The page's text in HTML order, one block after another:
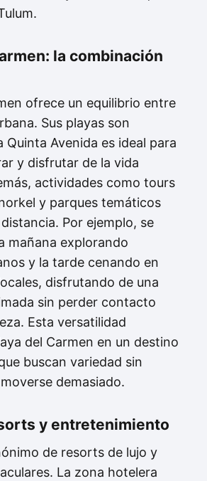
la combinación
ofrece un equilibrio entre
Sus playas son
Quinta Avenida es ideal para
y disfrutar de la vida
actividades como tours
y parques temáticos
Por ejemplo, se
mañana explorando
y la tarde cenando en
disfrutando de una
sin perder contacto
Esta versatilidad
del Carmen en un destino
buscan variedad sin
demasiado.
y entretenimiento
de resorts de lujo y
La zona hotelera